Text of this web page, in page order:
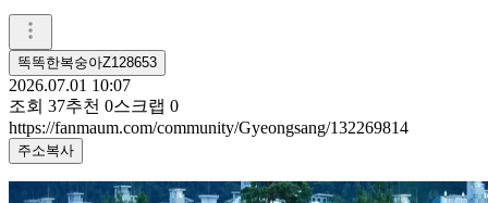
똑똑한복숭아Z128653
2026.07.01 10:07
조회 37추천 0스크랩 0
https://fanmaum.com/community/Gyeongsang/132269814
주소복사